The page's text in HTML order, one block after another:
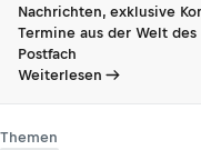
Nachrichten, exklusive
Termine aus der Welt
Postfach
Weiterlesen
Themen